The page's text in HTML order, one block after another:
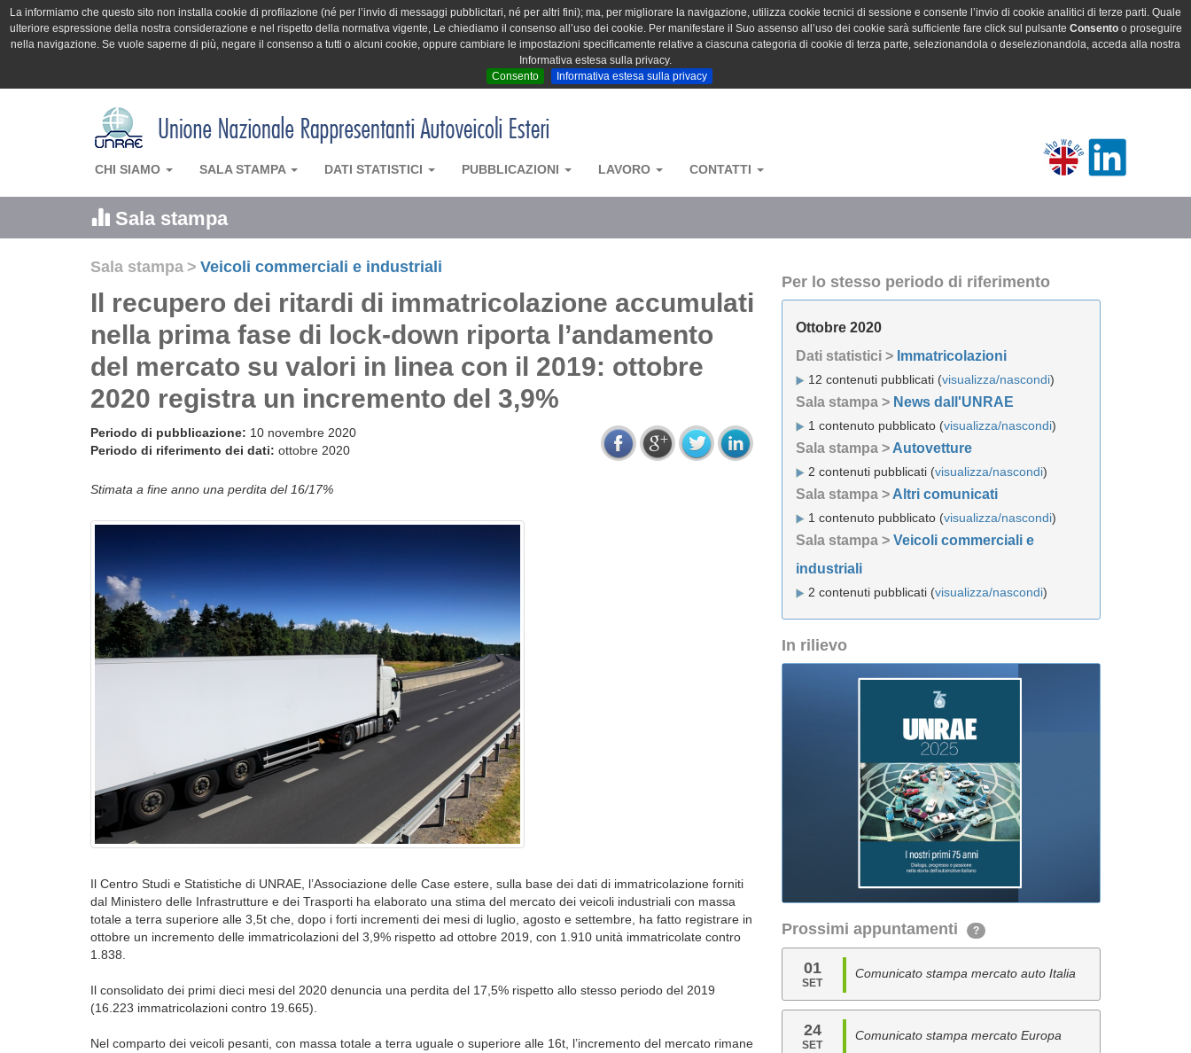
La informiamo che questo sito non installa cookie di profilazione (né per l’invio di messaggi pubblicitari, né per altri fini); ma, per migliorare la navigazione, utilizza cookie tecnici di sessione e consente l’invio di cookie analitici di terze parti. Quale
ulteriore espressione della nostra considerazione e nel rispetto della normativa vigente, Le chiediamo il consenso all’uso dei cookie. Per manifestare il Suo assenso all’uso dei cookie sarà sufficiente fare click sul pulsante Consentoo proseguire
nella navigazione. Se vuole saperne di più, negare il consenso a tutti o alcuni cookie, oppure cambiare le impostazioni specificamente relative a ciascuna categoria di cookie di terza parte, selezionandola o deselezionandola, acceda alla nostra
Informativa estesa sulla privacy.
Consento
Informativa estesa sulla privacy
CHI SIAMO SALA STAMPA DATI STATISTICI PUBBLICAZIONI LAVORO CONTATTI
Sala stampa
Sala stampa > Veicoli commerciali e industriali
Il recupero dei ritardi di immatricolazione accumulati
nella prima fase di lock-down riporta l’andamento
del mercato su valori in linea con il 2019: ottobre
2020 registra un incremento del 3,9%
Periodo di pubblicazione: 10 novembre 2020
Periodo di riferimento dei dati: ottobre 2020
Stimata a fine anno una perdita del 16/17%
Il Centro Studi e Statistiche di UNRAE, l’Associazione delle Case estere, sulla base dei dati di immatricolazione forniti
dal Ministero delle Infrastrutture e dei Trasporti ha elaborato una stima del mercato dei veicoli industriali con massa
totale a terra superiore alle 3,5t che, dopo i forti incrementi dei mesi di luglio, agosto e settembre, ha fatto registrare in
ottobre un incremento delle immatricolazioni del 3,9% rispetto ad ottobre 2019, con 1.910 unità immatricolate contro
1.838.
Il consolidato dei primi dieci mesi del 2020 denuncia una perdita del 17,5% rispetto allo stesso periodo del 2019
(16.223 immatricolazioni contro 19.665).
Nel comparto dei veicoli pesanti, con massa totale a terra uguale o superiore alle 16t, l’incremento del mercato rimane
Per lo stesso periodo di riferimento
Ottobre 2020
Dati statistici > Immatricolazioni
12 contenuti pubblicati (visualizza/nascondi)
Sala stampa > News dall'UNRAE
1 contenuto pubblicato (visualizza/nascondi)
Sala stampa > Autovetture
2 contenuti pubblicati (visualizza/nascondi)
Sala stampa > Altri comunicati
1 contenuto pubblicato (visualizza/nascondi)
Sala stampa > Veicoli commerciali e
industriali
2 contenuti pubblicati (visualizza/nascondi)
In rilievo
Prossimi appuntamenti ?
01
SET
Comunicato stampa mercato auto Italia
24
SET
Comunicato stampa mercato Europa